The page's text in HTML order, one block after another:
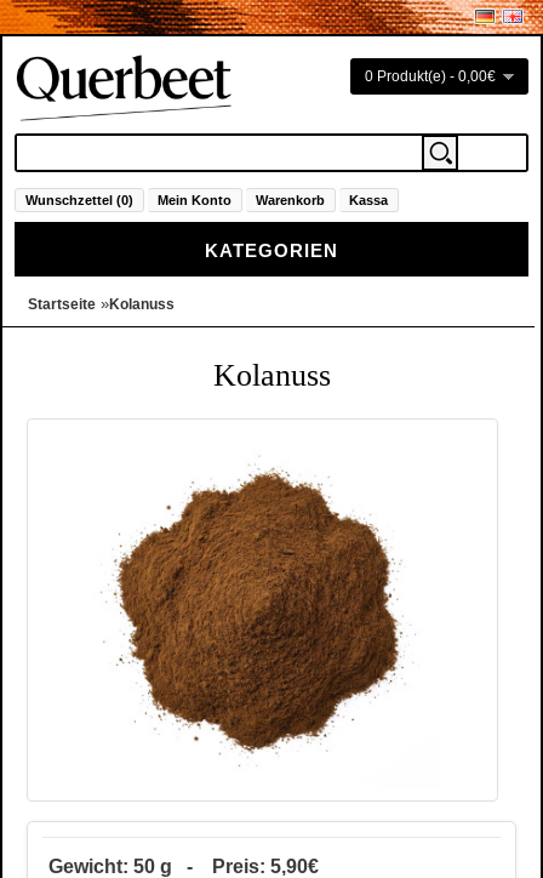
0 Produkt(e) - 0,00€
Wunschzettel (0) Mein Konto Warenkorb Kassa
KATEGORIEN
Startseite »Kolanuss
Kolanuss
Gewicht: 50 g - Preis: 5,90€